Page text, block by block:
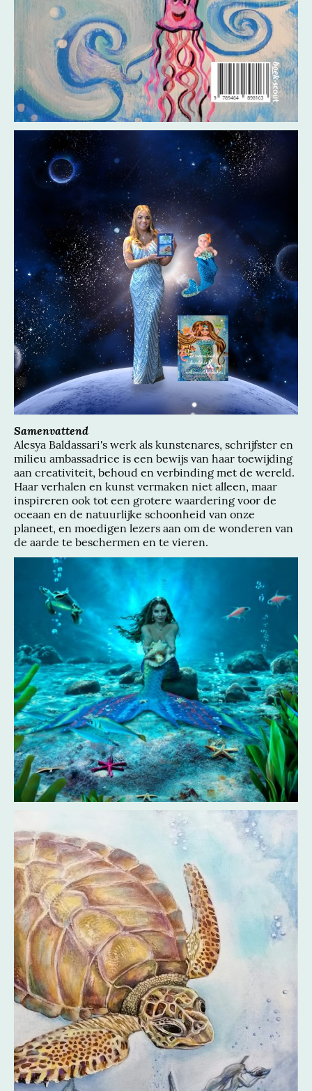
Samenvattend
Alesya Baldassari's werk als kunstenares, schrijfster en
milieu ambassadrice is een bewijs van haar toewijding
aan creativiteit, behoud en verbinding met de wereld.
Haar verhalen en kunst vermaken niet alleen, maar
inspireren ook tot een grotere waardering voor de
oceaan en de natuurlijke schoonheid van onze
planeet, en moedigen lezers aan om de wonderen van
de aarde te beschermen en te vieren.